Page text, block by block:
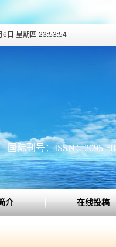
6日 星期四 23:53:54
国际刊号：ISSN：2095-
介 在线投稿